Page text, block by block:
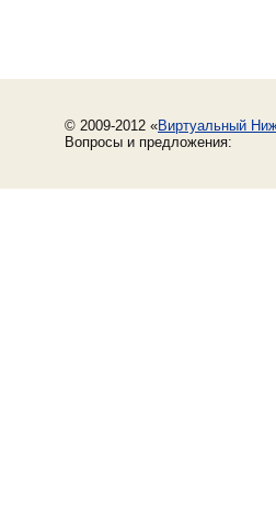
© 2009-2012 «Виртуальный
Вопросы и предложения: